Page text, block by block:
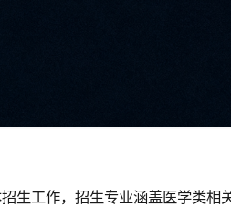
生工作，招生专业涵盖医学类相